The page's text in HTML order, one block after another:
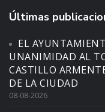
Últimas
EL
UNANIMIDAD AL
CASTILLO
DE LA CIUDAD
08-08-2026